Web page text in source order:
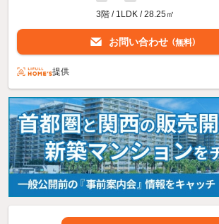
3階 / 1LDK / 28.25㎡
お問い合わせ （無料）
提供